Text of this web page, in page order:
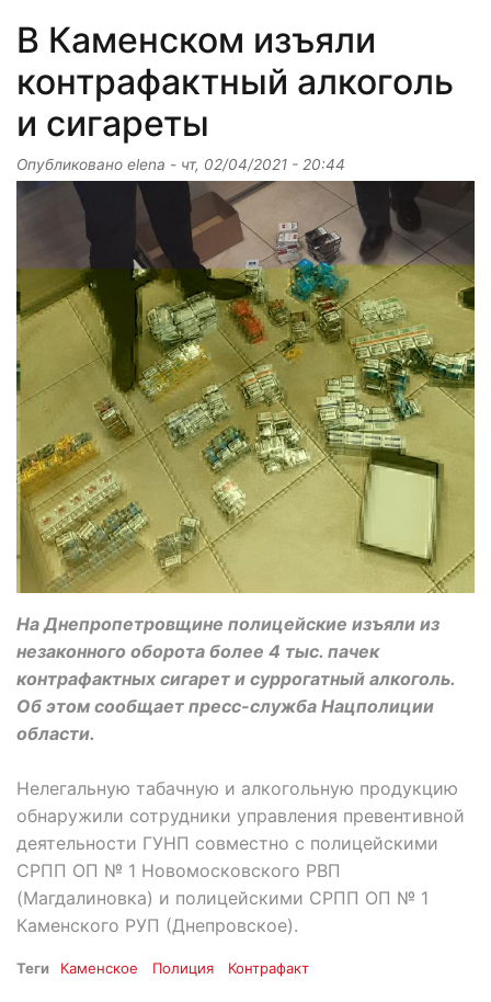
В Каменском изъяли
контрафактный алкоголь
и сигареты
Опубликовано elena - чт, 02/04/2021 - 20:44
На Днепропетровщине полицейские изъяли из
незаконного оборота более 4 тыс. пачек
контрафактных сигарет и суррогатный алкоголь.
Об этом сообщает пресс-служба Нацполиции
области.
Нелегальную табачную и алкогольную продукцию
обнаружили сотрудники управления превентивной
деятельности ГУНП совместно с полицейскими
СРПП ОП № 1 Новомосковского РВП
(Магдалиновка) и полицейскими СРПП ОП № 1
Каменского РУП (Днепровское).
Теги Каменское Полиция Контрафакт